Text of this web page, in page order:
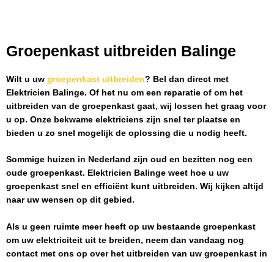
Groepenkast uitbreiden Balinge
Wilt u uw groepenkast uitbreiden? Bel dan direct met
Elektricien Balinge. Of het nu om een reparatie of om het
uitbreiden van de groepenkast gaat, wij lossen het graag voor
u op. Onze bekwame elektriciens zijn snel ter plaatse en
bieden u zo snel mogelijk de oplossing die u nodig heeft.
Sommige huizen in Nederland zijn oud en bezitten nog een
oude groepenkast. Elektricien Balinge weet hoe u uw
groepenkast snel en efficiënt kunt uitbreiden. Wij kijken altijd
naar uw wensen op dit gebied.
Als u geen ruimte meer heeft op uw bestaande groepenkast
om uw elektriciteit uit te breiden, neem dan vandaag nog
contact met ons op over het uitbreiden van uw groepenkast in